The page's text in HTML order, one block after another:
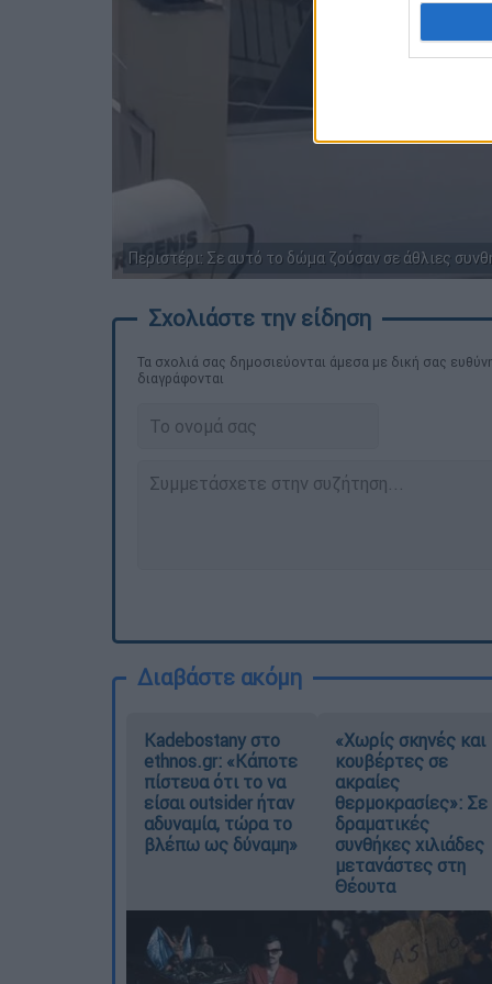
Περιστέρι: Σε αυτό το δώμα ζούσαν σε άθλιες
Τα σχολιά σας δημοσιεύονται άμεσα με δική σας
διαγράφονται
Διαβάστε ακόμη
Kadebostany στο
ethnos.gr: «Κάποτε
πίστευα ότι το να
είσαι outsider ήταν
αδυναμία, τώρα το
βλέπω ως δύναμη»
«Χωρίς σκηνές και
κουβέρτες σε
ακραίες
θερμοκρασίες»: Σε
δραματικές
συνθήκες χιλιάδες
μετανάστες στη
Θέουτα